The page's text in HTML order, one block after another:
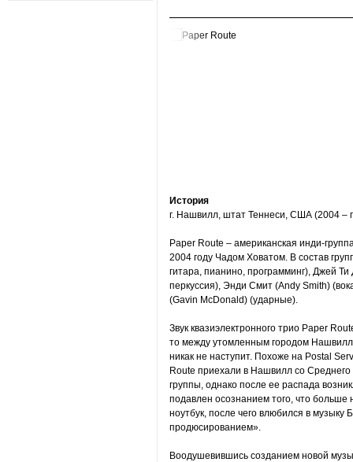
История
г. Нашвилл, штат Теннеси, США (2004 –
Paper Route – американская инди-
2004 году Чадом Ховатом. В состав
гитара, пианино, программинг), Джей
перкуссия), Энди Смит (Andy Smith)
(Gavin McDonald) (ударные).
Звук квазиэлектронного трио Paper
то между утомленным городом
никак не наступит. Похоже на Postal
Route приехали в Нашвилл со
группы, однако после ее распада
подавлен осознанием того, что больше
ноутбук, после чего влюбился в музыку
продюсированием».
Воодушевившись созданием новой